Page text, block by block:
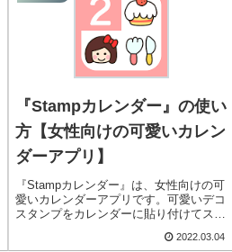
『Stampカレンダー』の使い
方【女性向けの可愛いカレン
ダーアプリ】
『Stampカレンダー』は、女性向けの可
愛いカレンダーアプリです。可愛いデコ
スタンプをカレンダーに貼り付けてスケ
2022.03.04